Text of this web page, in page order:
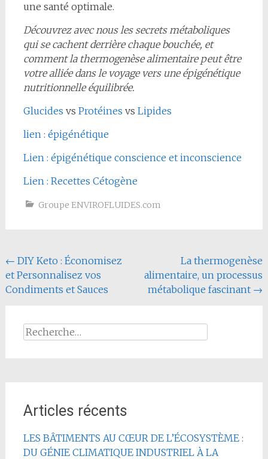
une santé optimale.
Découvrez avec nous les secrets métaboliques
qui se cachent derrière chaque bouchée, et
comment la thermogenèse alimentaire peut être
votre alliée dans le voyage vers une épigénétique
nutritionnelle équilibrée.
Glucides vs Protéines vs Lipides
lien : épigénétique
Lien : épigénétique conscience et inconscience
Lien : Recettes Cétogène
Groupe ENVIROFLUIDES.com
Navigation
de
← DIY Keto : Économisez
et Personnalisez vos
Condiments et Sauces
La thermogenèse
alimentaire, un processus
métabolique fascinant →
Rechercher :
Articles récents
LES BÂTIMENTS AU CŒUR DE L’ÉCOSYSTÈME :
DU GÉNIE CLIMATIQUE INDUSTRIEL À LA